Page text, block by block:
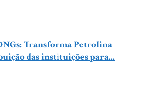
Transforma Petrolina
das instituições para...